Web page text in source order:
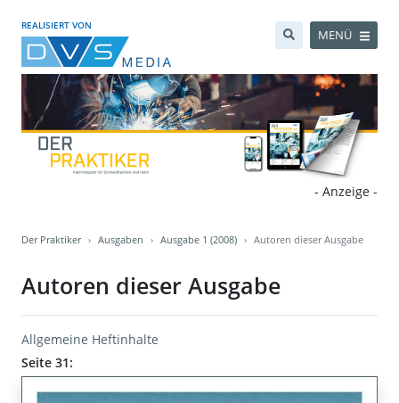
REALISIERT VON
MENÜ
- Anzeige -
Der Praktiker Ausgaben Ausgabe 1 (2008) Autoren dieser Ausgabe
Autoren dieser Ausgabe
Allgemeine Heftinhalte
Seite 31: